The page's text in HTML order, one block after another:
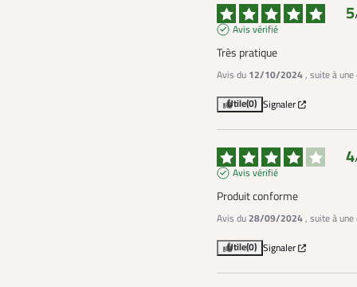
5
Avis vérifié
Très pratique
Avis du 12/10/2024, suite à
Utile(0) Signaler
4
Avis vérifié
Produit conforme
Avis du28/09/2024, suite à
Utile(0) Signaler